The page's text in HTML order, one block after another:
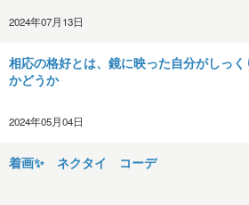
2024年07月13日
相応の格好とは、鏡に映った自分がしっく
かどうか
2024年05月04日
着画✨ ネクタイ コーデ